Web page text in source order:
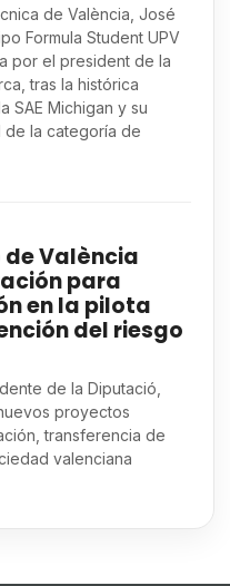
de València, José
Formula Student UPV
por el president de la
tras la histórica
SAE Michigan y su
de la categoría de
de València
para
en la pilota
del riesgo
de la Diputació,
proyectos
transferencia de
valenciana